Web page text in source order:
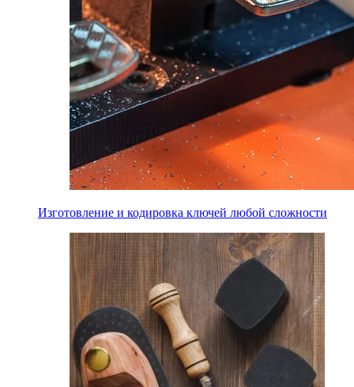
Изготовление и кодировка ключей любой сложности